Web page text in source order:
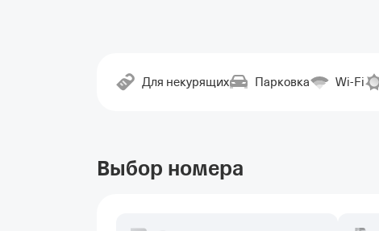
Для некурящих Парковка Wi-Fi
Выбор номера